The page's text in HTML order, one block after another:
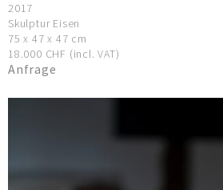
2017
Skulptur Eisen
75 x 47 x 47 cm
18.000 CHF (incl. VAT)
Anfrage